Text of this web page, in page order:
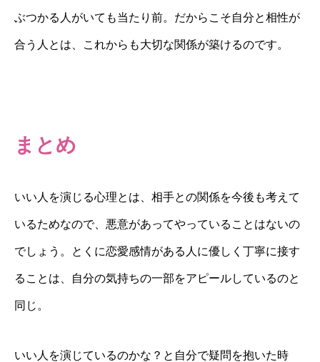
ぶつかる人がいても当たり前。だからこそ自分と相性が
合う人とは、これからも大切な関係が築けるのです。
まとめ
いい人を演じる心理とは、相手との関係を今後も考えて
いるためなので、悪意があってやっていることはないの
でしょう。とくに恋愛感情がある人に優しく丁寧に接す
ることは、自分の気持ちの一部をアピールしているのと
同じ。
いい人を演じているのかな？と自分で疑問を抱いた時